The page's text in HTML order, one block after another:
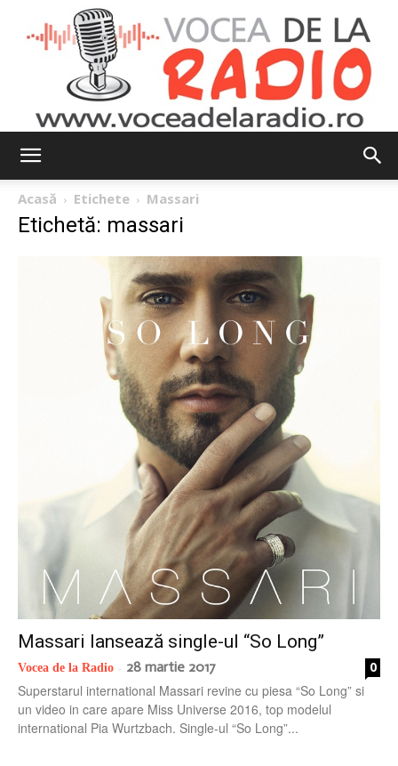
la
radio
Acasă Etichete Massari
Etichetă: massari
Massari lansează single-ul “So Long”
Vocea de la Radio - 28 martie 2017 0
Superstarul international Massari revine cu piesa “So Long” si
un video in care apare Miss Universe 2016, top modelul
international Pia Wurtzbach. Single-ul “So Long”...